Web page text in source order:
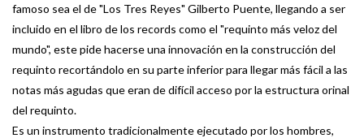
famoso sea el de "Los Tres Reyes" Gilberto Puente, llegando a ser
incluido en el libro de los records como el "requinto más veloz del
mundo", este pide hacerse una innovación en la construcción del
requinto recortándolo en su parte inferior para llegar más fácil a las
notas más agudas que eran de difícil acceso por la estructura orinal
del requinto.
Es un instrumento tradicionalmente ejecutado por los hombres,